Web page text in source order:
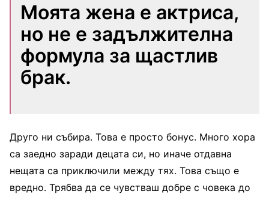
Моята жена е актриса,
но не е задължителна
формула за щастлив
брак.
Друго ни събира. Това е просто бонус. Много хора
са заедно заради децата си, но иначе отдавна
нещата са приключили между тях. Това също е
вредно. Трябва да се чувстваш добре с човека до